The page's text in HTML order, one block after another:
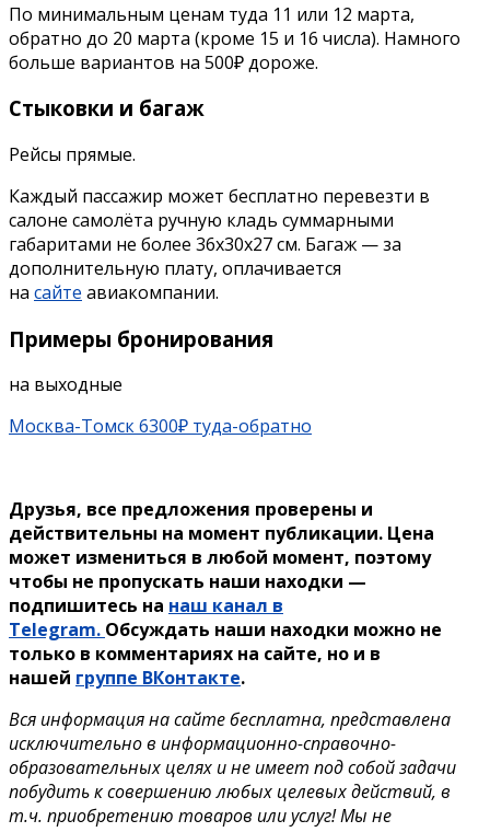
По минимальным ценам туда 11 или 12 марта,
обратно до 20 марта (кроме 15 и 16 числа). Намного
больше вариантов на 500₽ дороже.
Стыковки и багаж
Рейсы прямые.
Каждый пассажир может бесплатно перевезти в
салоне самолёта ручную кладь суммарными
габаритами не более 36х30х27 см. Багаж — за
дополнительную плату, оплачивается
на сайте авиакомпании.
Примеры бронирования
на выходные
Москва-Томск 6300₽ туда-обратно
Друзья, все предложения проверены и
действительны на момент публикации. Цена
может измениться в любой момент, поэтому
чтобы не пропускать наши находки —
подпишитесь на наш канал в
Telegram. Обсуждать наши находки можно не
только в комментариях на сайте, но и в
нашей группе ВКонтакте.
Вся информация на сайте бесплатна, представлена
исключительно в информационно-справочно-
образовательных целях и не имеет под собой задачи
побудить к совершению любых целевых действий, в
т.ч. приобретению товаров или услуг! Мы не